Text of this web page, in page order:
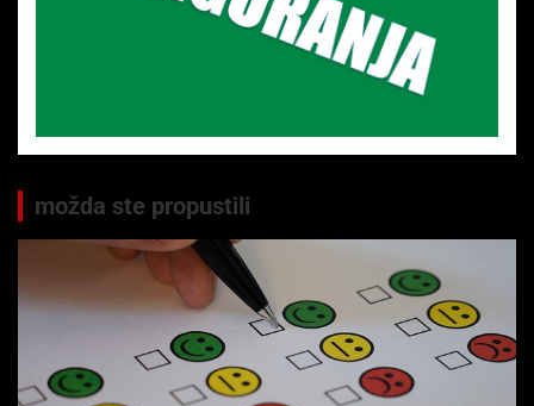
možda ste propustili